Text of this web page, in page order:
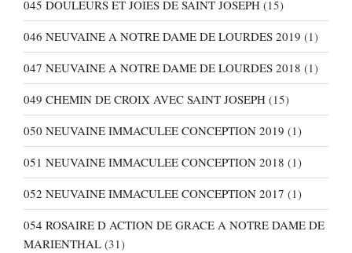
045 DOULEURS ET JOIES DE SAINT JOSEPH (15)
046 NEUVAINE A NOTRE DAME DE LOURDES 2019 (1)
047 NEUVAINE A NOTRE DAME DE LOURDES 2018 (1)
049 CHEMIN DE CROIX AVEC SAINT JOSEPH (15)
050 NEUVAINE IMMACULEE CONCEPTION 2019 (1)
051 NEUVAINE IMMACULEE CONCEPTION 2018 (1)
052 NEUVAINE IMMACULEE CONCEPTION 2017 (1)
054 ROSAIRE D ACTION DE GRACE A NOTRE DAME DE
MARIENTHAL (31)